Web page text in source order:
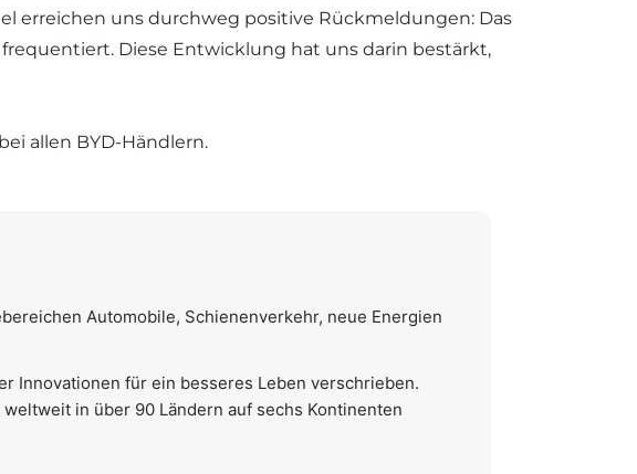
erreichen uns durchweg positive Rückmeldungen: Das
Diese Entwicklung hat uns darin bestärkt,
allen BYD-Händlern.
Automobile, Schienenverkehr, neue Energien
Innovationen für ein besseres Leben verschrieben.
in über 90 Ländern auf sechs Kontinenten